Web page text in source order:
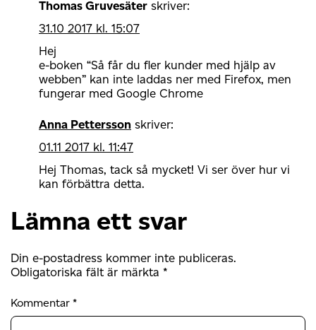
Thomas Gruvesäter skriver:
31.10 2017 kl. 15:07
Hej
e-boken “Så får du fler kunder med hjälp av
webben” kan inte laddas ner med Firefox, men
fungerar med Google Chrome
Anna Pettersson skriver:
01.11 2017 kl. 11:47
Hej Thomas, tack så mycket! Vi ser över hur vi
kan förbättra detta.
Lämna ett svar
Din e-postadress kommer inte publiceras.
Obligatoriska fält är märkta *
Kommentar *